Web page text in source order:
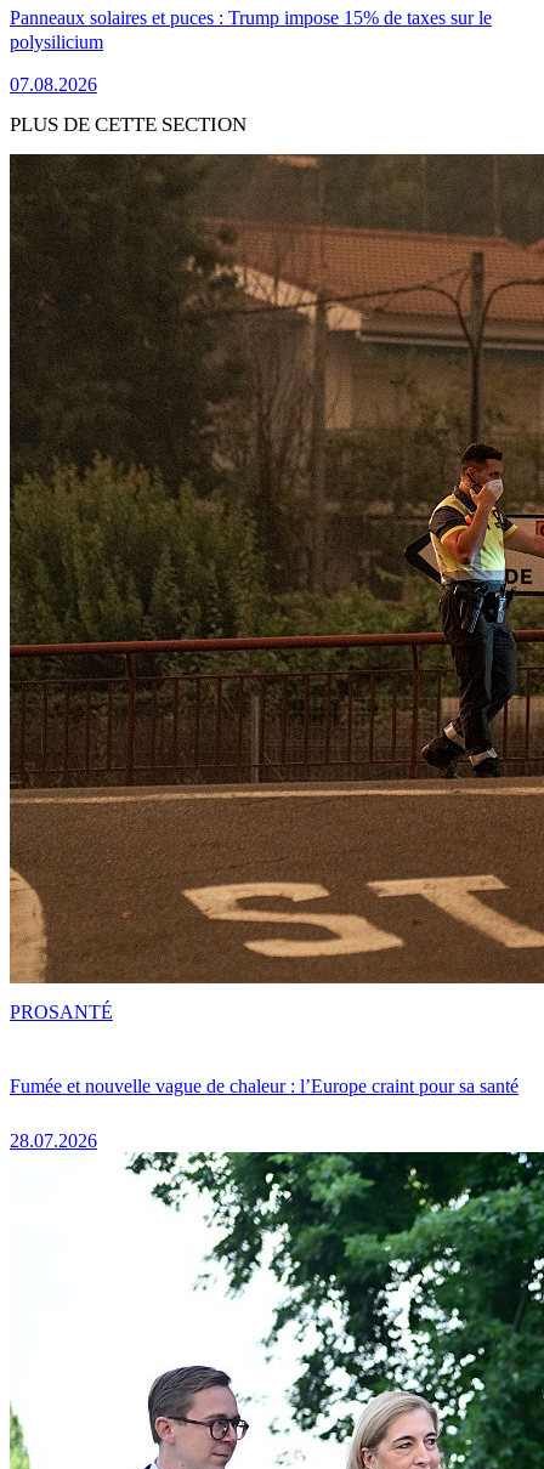
Panneaux solaires et puces : Trump impose 15% de taxes sur le
polysilicium
07.08.2026
PLUS DE CETTE SECTION
Fumée et nouvelle vague de chaleur : l’Europe craint pour sa santé
28.07.2026
PROSANTÉ